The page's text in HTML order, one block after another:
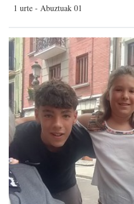
1 urte - Abuztuak 01